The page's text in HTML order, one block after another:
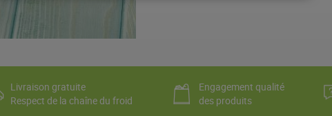
Livraison gratuite
Respect de la chaîne du froid
Engagement qualité
des produits